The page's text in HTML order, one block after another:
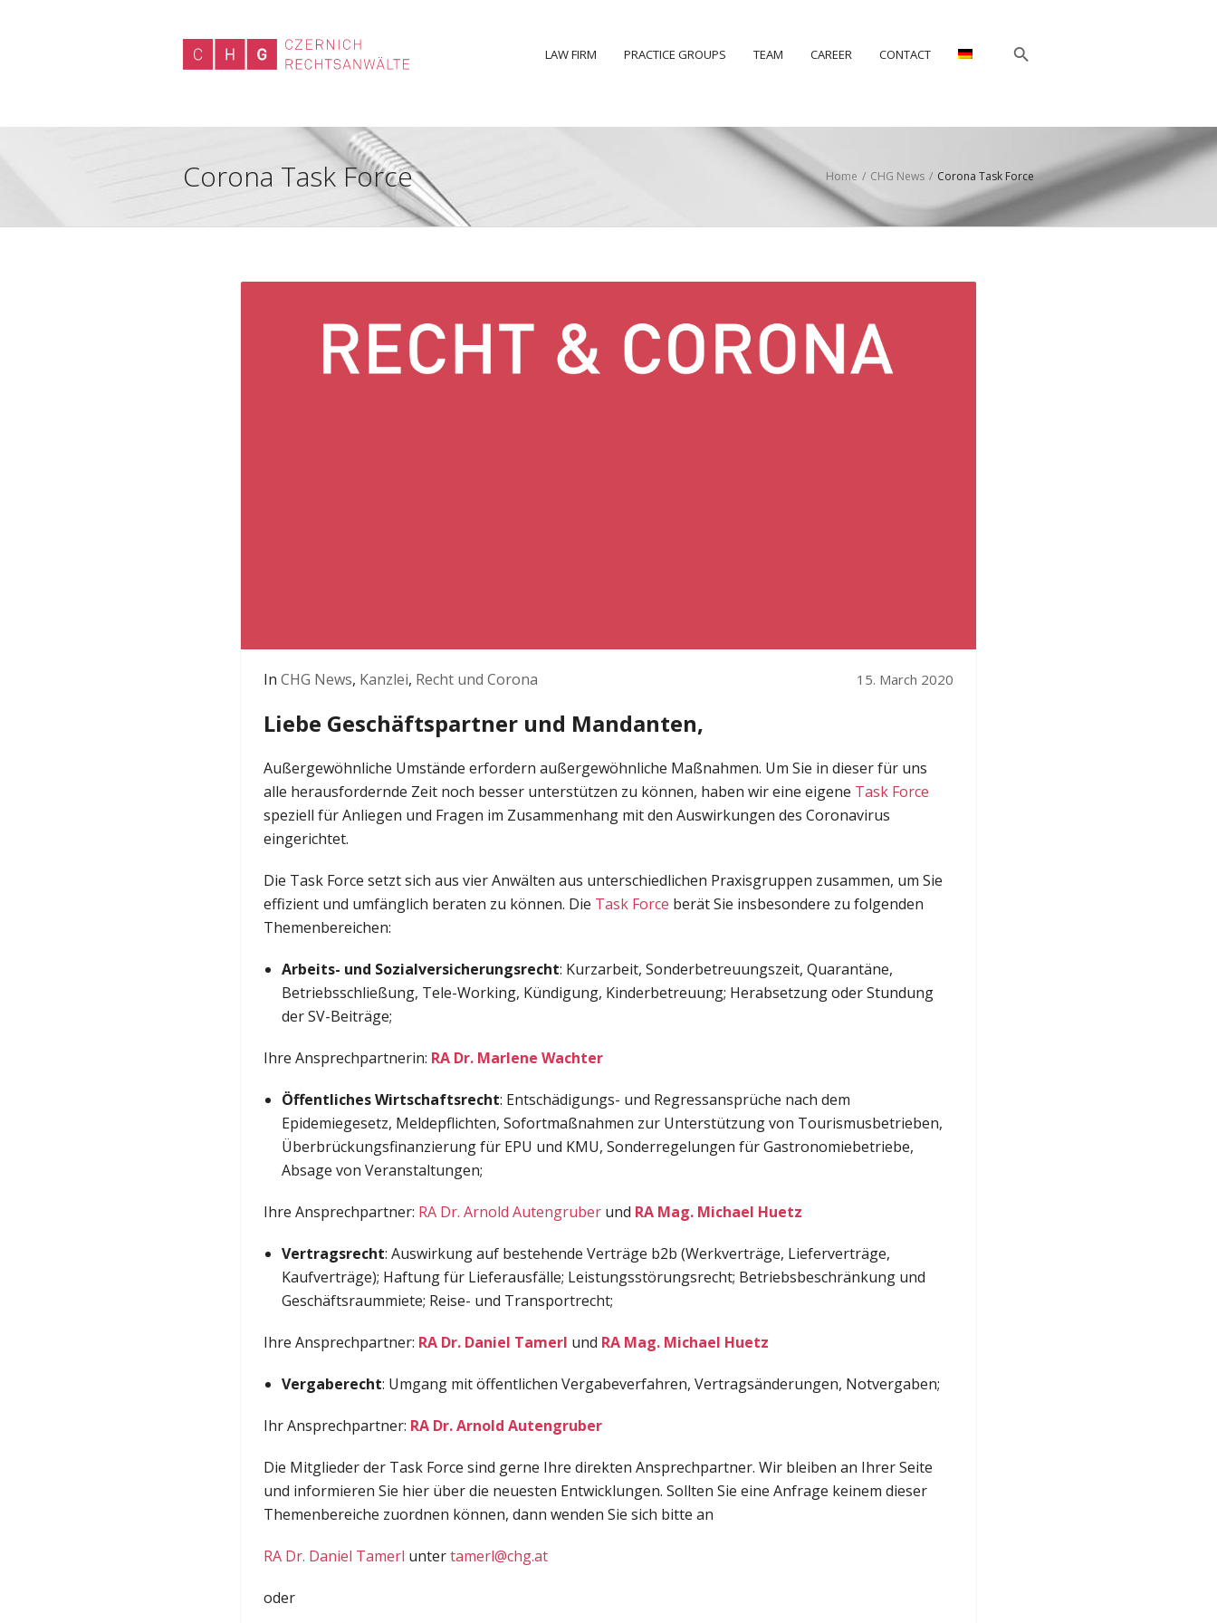
LAW FIRM PRACTICE GROUPS TEAM CAREER CONTACT
Corona Task Force Home / CHG News / Corona Task Force
In CHG News, Kanzlei, Recht und Corona 15. March 2020
Liebe Geschäftspartner und Mandanten,
Außergewöhnliche Umstände erfordern außergewöhnliche Maßnahmen. Um Sie in dieser für uns
alle herausfordernde Zeit noch besser unterstützen zu können, haben wir eine eigene Task Force
speziell für Anliegen und Fragen im Zusammenhang mit den Auswirkungen des Coronavirus
eingerichtet.
Die Task Force setzt sich aus vier Anwälten aus unterschiedlichen Praxisgruppen zusammen, um Sie
effizient und umfänglich beraten zu können. Die Task Force berät Sie insbesondere zu folgenden
Themenbereichen:
Arbeits- und Sozialversicherungsrecht: Kurzarbeit, Sonderbetreuungszeit, Quarantäne,
Betriebsschließung, Tele-Working, Kündigung, Kinderbetreuung; Herabsetzung oder Stundung
der SV-Beiträge;
Ihre Ansprechpartnerin: RA Dr. Marlene Wachter
Öffentliches Wirtschaftsrecht: Entschädigungs- und Regressansprüche nach dem
Epidemiegesetz, Meldepflichten, Sofortmaßnahmen zur Unterstützung von Tourismusbetrieben,
Überbrückungsfinanzierung für EPU und KMU, Sonderregelungen für Gastronomiebetriebe,
Absage von Veranstaltungen;
Ihre Ansprechpartner: RA Dr. Arnold Autengruberund RA Mag. Michael Huetz
Vertragsrecht: Auswirkung auf bestehende Verträge b2b (Werkverträge, Lieferverträge,
Kaufverträge); Haftung für Lieferausfälle; Leistungsstörungsrecht; Betriebsbeschränkung und
Geschäftsraummiete; Reise- und Transportrecht;
Ihre Ansprechpartner: RA Dr. Daniel Tamerl und RA Mag. Michael Huetz
Vergaberecht: Umgang mit öffentlichen Vergabeverfahren, Vertragsänderungen, Notvergaben;
Ihr Ansprechpartner: RA Dr. Arnold Autengruber
Die Mitglieder der Task Force sind gerne Ihre direkten Ansprechpartner. Wir bleiben an Ihrer Seite
und informieren Sie hier über die neuesten Entwicklungen. Sollten Sie eine Anfrage keinem dieser
Themenbereiche zuordnen können, dann wenden Sie sich bitte an
RA Dr. Daniel Tamerl untertamerl@chg.at
oder